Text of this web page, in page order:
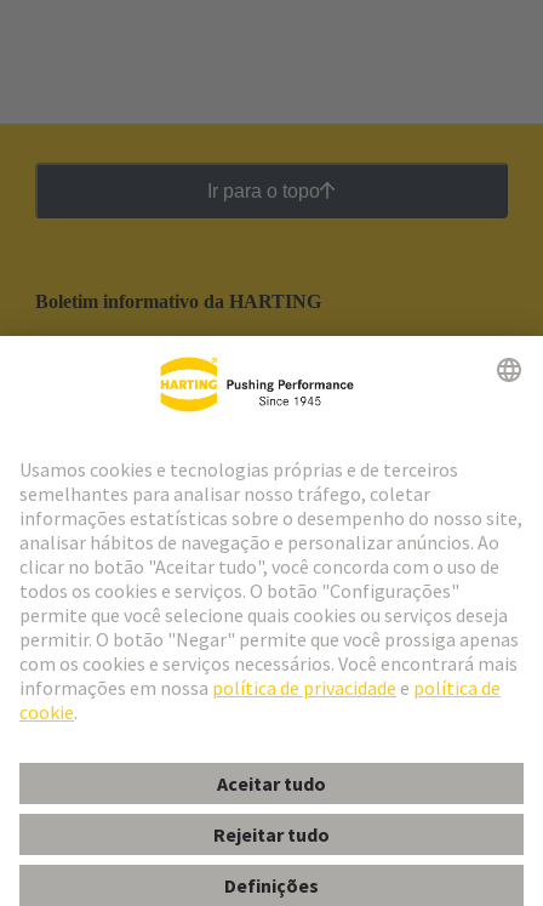
Ir para o topo
Boletim informativo da HARTING
Social Media
Portugal Português
© Grupo de Tecnologia HARTING
ImprimirPolítica de Privacidade
Termos de Utilização